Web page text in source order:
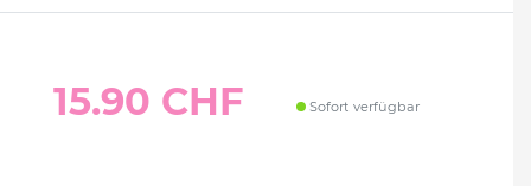
15.90 CHF Sofort verfügbar